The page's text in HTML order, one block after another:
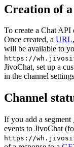
Creation of
To create a Chat API
Once created, a URL
will be available to
https://
JivoChat, set up a
in the channel
Channel
If you add a segment
events to JivoChat
https://